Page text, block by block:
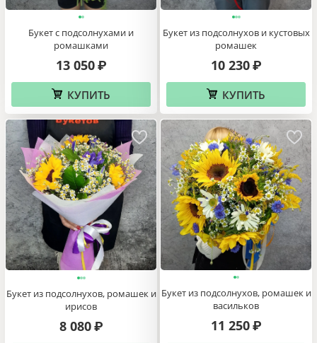
Букет с подсолнухами и
ромашками
13 050 ₽
КУПИТЬ
Букет из подсолнухов и кустовых
ромашек
10 230 ₽
КУПИТЬ
Букет из подсолнухов, ромашек и
ирисов
8 080 ₽
Букет из подсолнухов, ромашек и
васильков
11 250 ₽